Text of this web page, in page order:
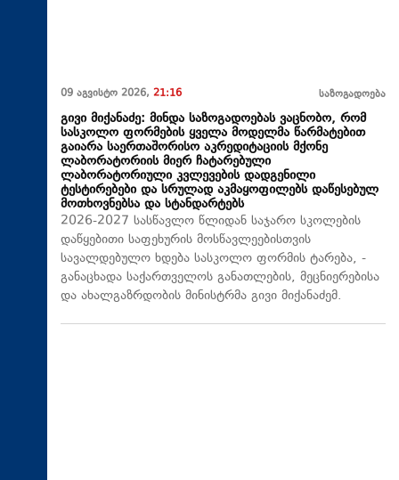
09 აგვისტო 2026, 21:16 საზოგადოება
გივი მიქანაძე: მინდა საზოგადოებას ვაცნობო, რომ
სასკოლო ფორმების ყველა მოდელმა წარმატებით
გაიარა საერთაშორისო აკრედიტაციის მქონე
ლაბორატორიის მიერ ჩატარებული
ლაბორატორიული კვლევების დადგენილი
ტესტირებები და სრულად აკმაყოფილებს დაწესებულ
მოთხოვნებსა და სტანდარტებს
2026-2027 სასწავლო წლიდან საჯარო სკოლების
დაწყებითი საფეხურის მოსწავლეებისთვის
სავალდებულო ხდება სასკოლო ფორმის ტარება, -
განაცხადა საქართველოს განათლების, მეცნიერებისა
და ახალგაზრდობის მინისტრმა გივი მიქანაძემ.